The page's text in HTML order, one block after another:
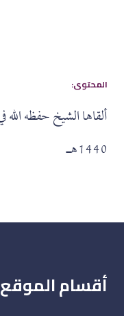
:المحتوى
1440هـ
أقسام الموقع